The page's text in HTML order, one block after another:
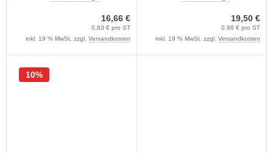
16,66 €
0,83 € pro ST
inkl. 19 % MwSt. zzgl. Versandkosten
19,50 €
0,98 € pro ST
inkl. 19 % MwSt. zzgl. Versandkosten
10%